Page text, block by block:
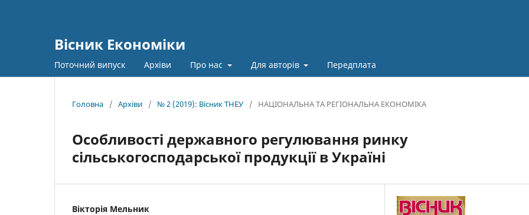
Вісник Економіки
Поточний випуск Архіви Про нас Для авторів Передплата
Головна / Архіви / № 2 (2019): Вісник ТНЕУ / НАЦІОНАЛЬНА ТА РЕГІОНАЛЬНА ЕКОНОМІКА
Особливості державного регулювання ринку
сільськогосподарської продукції в Україні
Вікторія Мельник